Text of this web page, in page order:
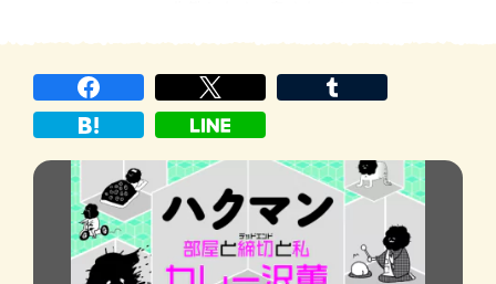
む」と宣言しまくっていたのだが、現実は
今のまま３年休むと栄養失調などにより永
遠の休息が訪れるた